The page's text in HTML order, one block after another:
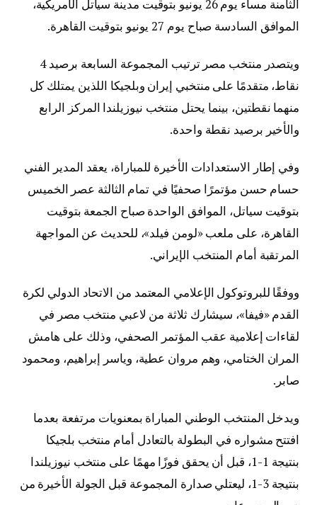
الثامنة مساء يوم 26 يونيو بتوقيت مدينة سياتل الأمريكية،
الموافق السادسة صباح يوم 27 يونيو بتوقيت القاهرة.
ويتصدر منتخب مصر ترتيب المجموعة السابعة برصيد 4
نقاط، متقدمًا على منتخبي إيران وبلجيكا اللذين يمتلك كل
منهما نقطتين، بينما يحتل منتخب نيوزيلندا المركز الرابع
والأخير برصيد نقطة واحدة.
وفي إطار الاستعدادات الأخيرة للمباراة، يعقد المدير الفني
حسام حسن مؤتمرًا صحفيًا في تمام الثالثة عصر الخميس
بتوقيت سياتل، الموافق الواحدة صباح الجمعة بتوقيت
القاهرة، على ملعب «لومن فيلد»، للحديث عن المواجهة
المرتقبة أمام المنتخب الإيراني.
ووفقًا للبروتوكول الإعلامي المعتمد من الاتحاد الدولي لكرة
القدم «فيفا»، سيشارك ثلاثة من لاعبي منتخب مصر في
لقاءات إعلامية عقب المؤتمر الصحفي، وذلك على هامش
المران الختامي، وهم مروان عطية، وياسر إبراهيم، ومحمود
صابر.
ويدخل المنتخب الوطني المباراة بمعنويات مرتفعة بعدما
افتتح مشواره في البطولة بالتعادل أمام منتخب بلجيكا
بنتيجة 1-1، قبل أن يحقق فوزًا مهمًا على منتخب نيوزيلندا
بنتيجة 3-1، ليعتلي صدارة المجموعة قبل الجولة الأخيرة من